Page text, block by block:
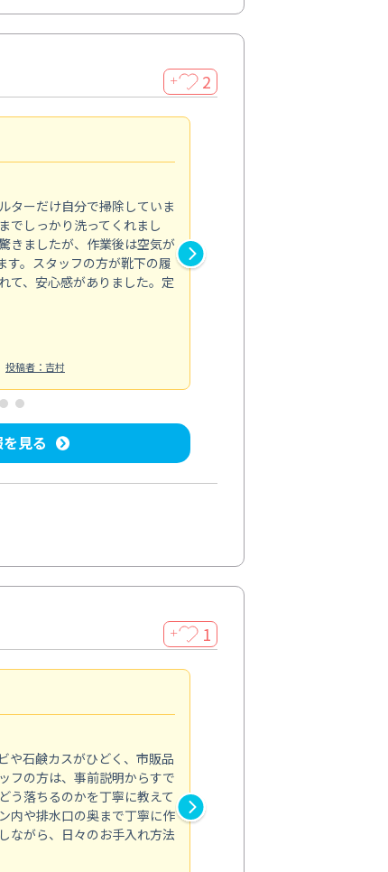
＋ 2
ターだけ自分で掃除していま
でしっかり洗ってくれまし
きましたが、作業後は空気が
す。スタッフの方が靴下の履
て、安心感がありました。定
投稿者：吉村
見る
＋ 1
や石鹸カスがひどく、市販品
フの方は、事前説明からすで
う落ちるのかを丁寧に教えて
内や排水口の奥まで丁寧に作
ながら、日々のお手入れ方法